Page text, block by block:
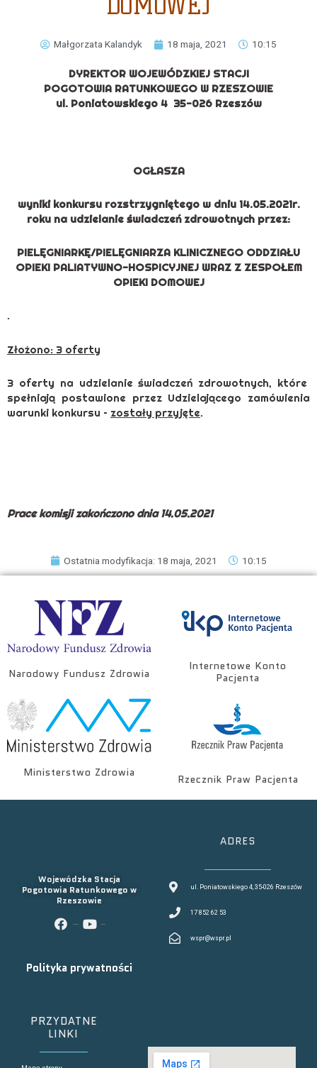
Małgorzata Kalandyk 18 maja, 2021 10:15
DYREKTOR WOJEWÓDZKIEJ STACJI
POGOTOWIA RATUNKOWEGO W RZESZOWIE
ul. Poniatowskiego 4 35-026 Rzeszów
OGŁASZA
wyniki konkursu rozstrzygniętego w dniu 14.05.2021r.
roku na udzielanie świadczeń zdrowotnych przez:
PIELĘGNIARKĘ/PIELĘGNIARZA KLINICZNEGO ODDZIAŁU
OPIEKI PALIATYWNO-HOSPICYJNEJ WRAZ Z ZESPOŁEM
OPIEKI DOMOWEJ
.
Złożono: 3 oferty
3 oferty na udzielanie świadczeń zdrowotnych, które
spełniają postawione przez Udzielającego zamówienia
warunki konkursu – zostały przyjęte.
Prace komisji zakończono dnia 14.05.2021
Ostatnia modyfikacja: 18 maja, 2021 10:15
Narodowy Fundusz Zdrowia
Internetowe Konto
Pacjenta
Ministerstwo Zdrowia
Rzecznik Praw Pacjenta
Wojewódzka Stacja
Pogotowia Ratunkowego w
Rzeszowie
Polityka prywatności
ADRES
ul. Poniatowskiego 4, 35-026 Rzeszów
17 852 62 53
wspr@wspr.pl
PRZYDATNE
LINKI